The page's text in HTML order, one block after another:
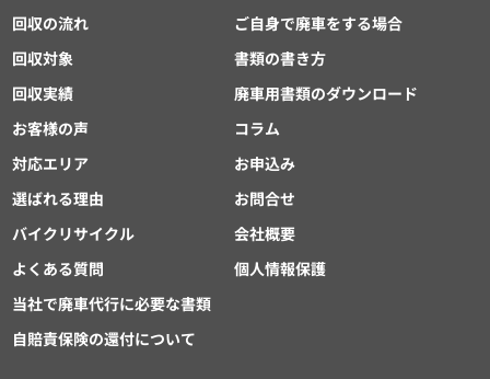
回収の流れ
回収対象
回収実績
お客様の声
対応エリア
選ばれる理由
バイクリサイクル
よくある質問
当社で廃車代行に必要な書類
自賠責保険の還付について
ご自身で廃車をする場合
書類の書き方
廃車用書類のダウンロード
コラム
お申込み
お問合せ
会社概要
個人情報保護